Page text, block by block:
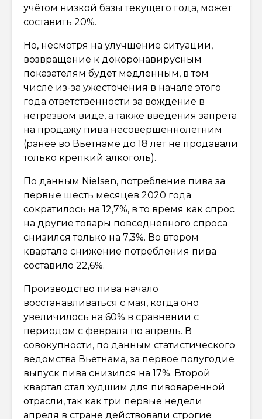
учётом низкой базы текущего года, может
составить 20%.
Но, несмотря на улучшение ситуации,
возвращение к докоронавирусным
показателям будет медленным, в том
числе из-за ужесточения в начале этого
года ответственности за вождение в
нетрезвом виде, а также введения запрета
на продажу пива несовершеннолетним
(ранее во Вьетнаме до 18 лет не продавали
только крепкий алкоголь).
По данным Nielsen, потребление пива за
первые шесть месяцев 2020 года
сократилось на 12,7%, в то время как спрос
на другие товары повседневного спроса
снизился только на 7,3%. Во втором
квартале снижение потребления пива
составило 22,6%.
Производство пива начало
восстанавливаться с мая, когда оно
увеличилось на 60% в сравнении с
периодом с февраля по апрель. В
совокупности, по данным статистического
ведомства Вьетнама, за первое полугодие
выпуск пива снизился на 17%. Второй
квартал стал худшим для пивоваренной
отрасли, так как три первые недели
апреля в стране действовали строгие